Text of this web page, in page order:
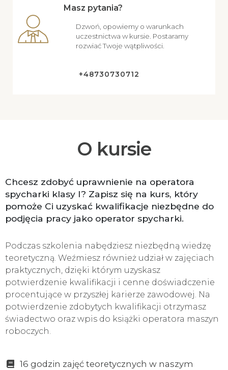
Masz pytania?
Dzwoń, opowiemy o warunkach
uczestnictwa w kursie. Postaramy
rozwiać Twoje wątpliwości.
+48730730712
O kursie
Chcesz zdobyć uprawnienie na operatora
spycharki klasy I? Zapisz się na kurs, który
pomoże Ci uzyskać kwalifikacje niezbędne do
podjęcia pracy jako operator spycharki.
Podczas szkolenia nabędziesz niezbędną wiedzę
teoretyczną. Weźmiesz również udział w zajęciach
praktycznych, dzięki którym uzyskasz
potwierdzenie kwalifikacji i cenne doświadczenie
procentujące w przyszłej karierze zawodowej. Na
potwierdzenie zdobytych kwalifikacji otrzymasz
świadectwo oraz wpis do książki operatora maszyn
roboczych.
16 godzin zajęć teoretycznych w naszym